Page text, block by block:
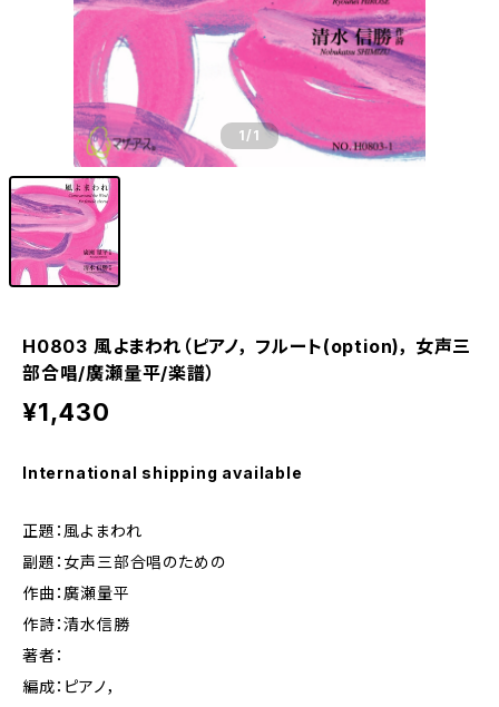
1/1
H0803 風よまわれ（ピアノ， フルート(option)， 女声三
部合唱/廣瀬量平/楽譜）
¥1,430
International shipping available
正題：風よまわれ
副題：女声三部合唱のための
作曲：廣瀬量平
作詩：清水信勝
著者：
編成：ピアノ，